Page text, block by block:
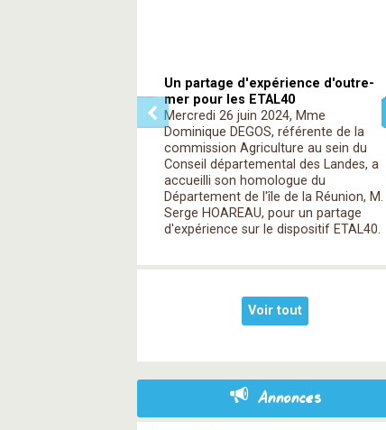
Un partage d'expérience d'outre-
mer pour les ETAL40
Mercredi 26 juin 2024, Mme
Dominique DEGOS, référente de la
commission Agriculture au sein du
Conseil départemental des Landes, a
accueilli son homologue du
Département de l'île de la Réunion, M.
Serge HOAREAU, pour un partage
d'expérience sur le dispositif ETAL40.
Voir tout
Annonces